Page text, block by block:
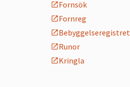
Fornsök
Fornreg
Bebyggelseregistret
Runor
Kringla